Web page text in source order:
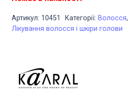
Артикул: 10451 Категорії: Волосся,
Лікування волосся і шкіри голови